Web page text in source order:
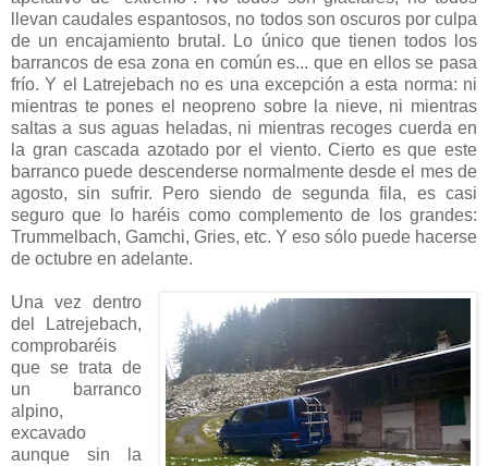
llevan caudales espantosos, no todos son oscuros por culpa
de un encajamiento brutal. Lo único que tienen todos los
barrancos de esa zona en común es... que en ellos se pasa
frío. Y el Latrejebach no es una excepción a esta norma: ni
mientras te pones el neopreno sobre la nieve, ni mientras
saltas a sus aguas heladas, ni mientras recoges cuerda en
la gran cascada azotado por el viento. Cierto es que este
barranco puede descenderse normalmente desde el mes de
agosto, sin sufrir. Pero siendo de segunda fila, es casi
seguro que lo haréis como complemento de los grandes:
Trummelbach, Gamchi, Gries, etc. Y eso sólo puede hacerse
de octubre en adelante.
Una vez dentro
del Latrejebach,
comprobaréis
que se trata de
un barranco
alpino,
excavado
aunque sin la